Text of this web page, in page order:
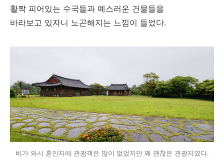
활짝 피어있는 수국들과 예스러운 건물들을
바라보고 있자니 노곤해지는 느낌이 들었다.
비가 와서 혼인지에 관광객은 많이 없었지만 꽤 괜찮은 관광지였다.